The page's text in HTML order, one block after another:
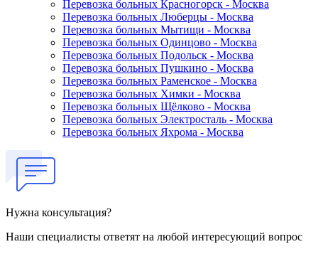
Перевозка больных Красногорск - Москва
Перевозка больных Люберцы - Москва
Перевозка больных Мытищи - Москва
Перевозка больных Одинцово - Москва
Перевозка больных Подольск - Москва
Перевозка больных Пушкино - Москва
Перевозка больных Раменское - Москва
Перевозка больных Химки - Москва
Перевозка больных Щёлково - Москва
Перевозка больных Электросталь - Москва
Перевозка больных Яхрома - Москва
Нужна консультация?
Наши специалисты ответят на любой интересующий вопрос